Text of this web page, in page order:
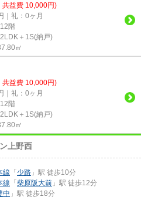
共益費 10,000円)
｜礼：0ヶ月
階
＋1S(納戸)
㎡
共益費 10,000円)
｜礼：0ヶ月
階
＋1S(納戸)
㎡
上野西
線 「 少路 」駅 徒歩10分
線 「 柴原阪大前 」駅 徒歩12分
中 」駅 徒歩18分